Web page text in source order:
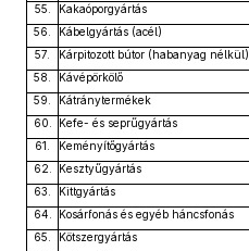
55.
Kakaóporgyártás
56.
Kábelgyártás (acél)
57.
Kárpitozott bútor (habanyag nélkül)
58.
Kávépörkölő
59.
Kátránytermékek
60.
Kefe- és seprűgyártás
61.
Keményítőgyártás
62.
Kesztyűgyártás
63.
Kittgyártás
64.
Kosárfonás és egyéb háncsfonás
65.
Kötszergyártás